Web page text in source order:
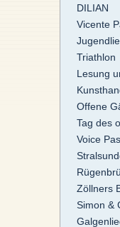
DILIAN
Vicente
Triathlon
Lesung
Offene
Tag des
Voice
Zöllners
Simon &